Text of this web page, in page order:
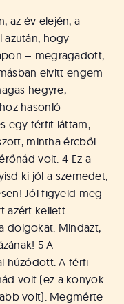
az év elején, a
azután, hogy
– megragadott,
elvitt engem
hegyre,
hasonló
egy férfit láttam,
mintha ércből
volt. 4 Ez a
ki jól a szemedet,
Jól figyeld meg
azért kellett
dolgokat. Mindazt,
5 A
húzódott. A férfi
volt (ez a könyök
volt). Megmérte